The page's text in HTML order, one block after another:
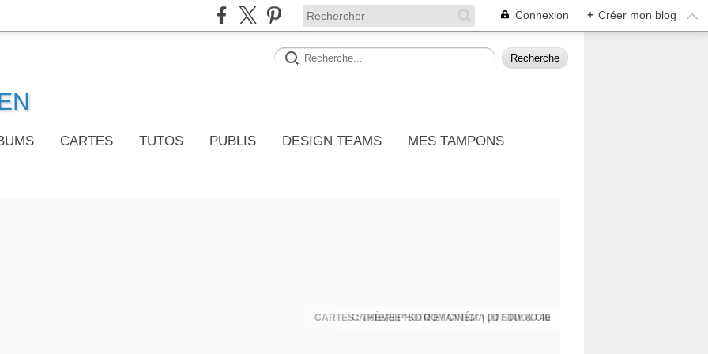
Connexion + Créer mon blog
CARTES TUTOS PUBLIS DESIGN TEAMS MES TAMPONS
CARTES : THÈME PHOTO ET CINÉMA | DT DIY & CIE